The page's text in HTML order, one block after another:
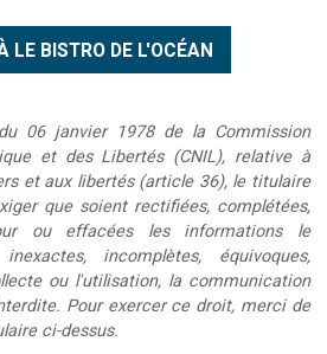
06 janvier 1978 de la Commission
et des Libertés (CNIL), relative à
et aux libertés (article 36), le titulaire
que soient rectifiées, complétées,
ou effacées les informations le
incomplètes, équivoques,
ou l'utilisation, la communication
Pour exercer ce droit, merci de
ci-dessus.